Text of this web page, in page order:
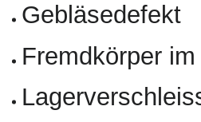
Gebläsedefekt
Fremdkörper